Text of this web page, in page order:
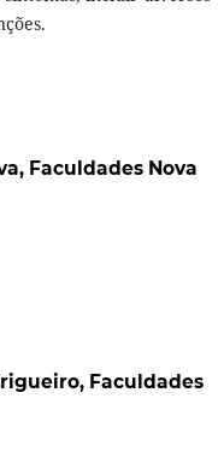
Faculdades Nova
Faculdades